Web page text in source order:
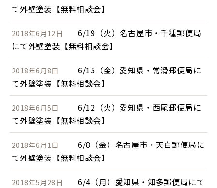
て外壁塗装【無料相談会】
2018年6月12日
6/19（火）名古屋市・千種郵便局
にて外壁塗装【無料相談会】
2018年6月8日
6/15（金）愛知県・常滑郵便局に
て外壁塗装【無料相談会】
2018年6月5日
6/12（火）愛知県・西尾郵便局に
て外壁塗装【無料相談会】
2018年6月1日
6/8（金）名古屋市・天白郵便局に
て外壁塗装【無料相談会】
2018年5月28日
6/4（月）愛知県・知多郵便局にて